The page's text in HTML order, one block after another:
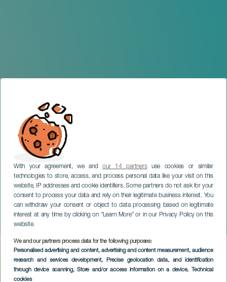
With your agreement, we andour 14 partnersuse cookies or similar
technologies to store, access, and process personal data like your visit on this
website, IP addresses and cookie identifiers. Some partners do not ask for your
consent to process your data and rely on their legitimate business interest. You
can withdraw your consent or object to data processing based on legitimate
interest at any time by clicking on “Learn More” or in our Privacy Policy on this
website.
We and our partners process data for the following purposes:
Personalised advertising and content, advertising and content measurement, audience
research and services development, Precise geolocation data, and identification
through device scanning, Store and/or access information on a device, Technical
cookies
Дань Мане
ГРАН-КАНАРИЯ
Imagen
Listado